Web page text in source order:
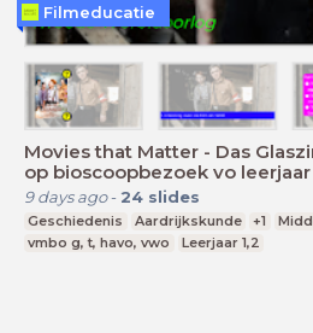
Movies that Matter - Das
op bioscoopbezoek vo leerjaar
9 days ago- 24 slides
Geschiedenis Aardrijkskunde +1
vmbo g, t, havo, vwo
Leerjaar 1,2
Filmeducatie